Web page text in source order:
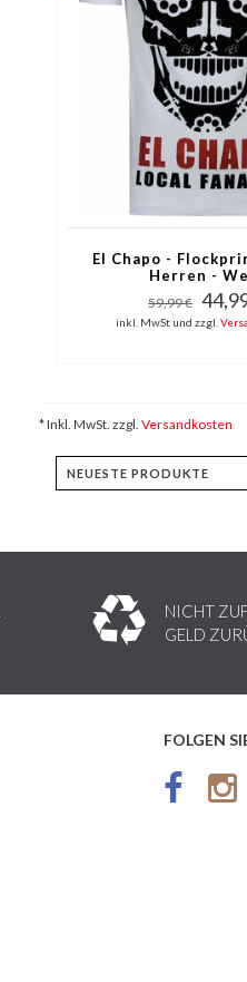
El Chapo -
Herren -
59,99 €
inkl. MwSt und zzgl.
* Inkl. MwSt. zzgl. Versandkosten
NICHT
GELD
FOLGEN